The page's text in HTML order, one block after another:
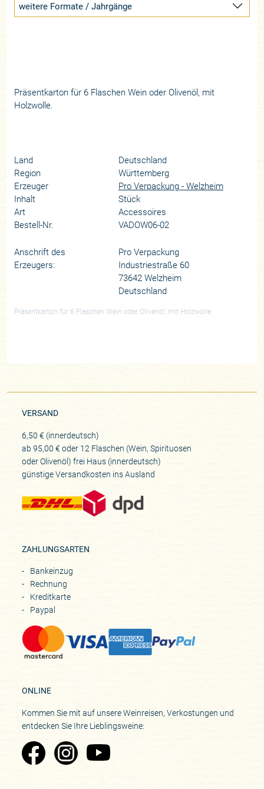
weitere Formate / Jahrgänge
Präsentkarton für 6 Flaschen Wein oder Olivenöl, mit
Holzwolle.
Land
Deutschland
Region
Württemberg
Erzeuger
Pro Verpackung - Welzheim
Inhalt
Stück
Art
Accessoires
Bestell-Nr.
VADOW06-02
Anschrift des
Erzeugers:
Pro Verpackung
Industriestraße 60
73642 Welzheim
Deutschland
Präsentkarton für 6 Flaschen Wein oder Olivenöl, mit Holzwolle.
VERSAND
6,50 € (innerdeutsch)
ab 95,00 € oder 12 Flaschen (Wein, Spirituosen
oder Olivenöl) frei Haus (innerdeutsch)
günstige Versandkosten ins Ausland
ZAHLUNGSARTEN
Bankeinzug
Rechnung
Kreditkarte
Paypal
ONLINE
Kommen Sie mit auf unsere Weinreisen, Verkostungen und
entdecken Sie Ihre Lieblingsweine:
Zu Pinard's Facebook-Seite
Zu Pinard's Instagram-Seite
Zu Pinard's YouTube-Seite